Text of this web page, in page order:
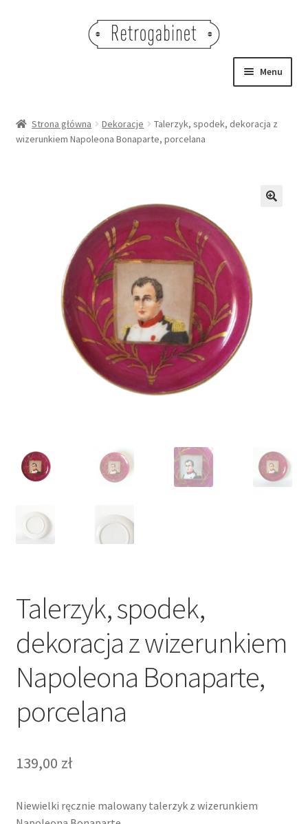
Menu
OBRAZY
OŚWIETLENIE
Strona główna Dekoracje
Talerzyk, spodek, dekoracja z
wizerunkiem Napoleona Bonaparte, porcelana
Talerzyk, spodek,
dekoracja z wizerunkiem
Napoleona Bonaparte,
porcelana
139,00 zł
Niewielki ręcznie malowany talerzyk z wizerunkiem